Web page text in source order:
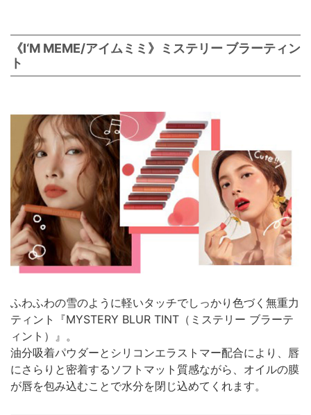
《I‘M MEME/アイムミミ》ミステリー ブラーティン
ト
ふわふわの雪のように軽いタッチでしっかり色づく無重力
ティント『MYSTERY BLUR TINT（ミステリー ブラーテ
ィント）』。
油分吸着パウダーとシリコンエラストマー配合により、唇
にさらりと密着するソフトマット質感ながら、オイルの膜
が唇を包み込むことで水分を閉じ込めてくれます。